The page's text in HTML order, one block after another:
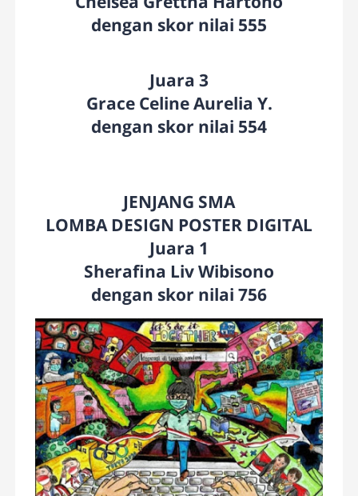
dengan skor nilai 555
Juara 3
Grace Celine Aurelia Y.
dengan skor nilai 554
JENJANG SMA
LOMBA DESIGN POSTER DIGITAL
Juara 1
Sherafina Liv Wibisono
dengan skor nilai 756